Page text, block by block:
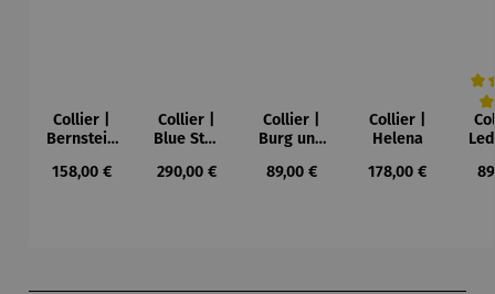
Collier |
Bernstein
Mond und
Regulärer Preis:
158,00 €
Collier |
Blue Star
Waszak
Regulärer Preis:
290,00 €
Collier |
Burg und
Paul Klee
Regulärer Preis:
89,00 €
Collier |
Helena
Regulärer Preis:
178,00 €